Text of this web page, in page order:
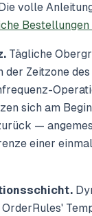
volle
Tägliche
der Zeitzone
sich am
—
einer